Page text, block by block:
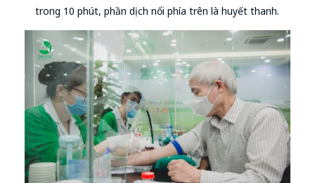
trong 10 phút, phần dịch nổi phía trên là huyết thanh.